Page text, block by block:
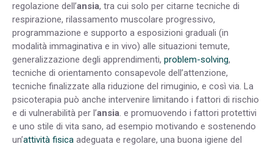
regolazione dell’ansia, tra cui solo per citarne tecniche di
respirazione, rilassamento muscolare progressivo,
programmazione e supporto a esposizioni graduali (in
modalità immaginativa e in vivo) alle situazioni temute,
generalizzazione degli apprendimenti, problem-solving,
tecniche di orientamento consapevole dell’attenzione,
tecniche finalizzate alla riduzione del rimuginio, e così via. La
psicoterapia può anche intervenire limitando i fattori di rischio
e di vulnerabilità per l’ansia. e promuovendo i fattori protettivi
e uno stile di vita sano, ad esempio motivando e sostenendo
un’attività fisica adeguata e regolare, una buona igiene del